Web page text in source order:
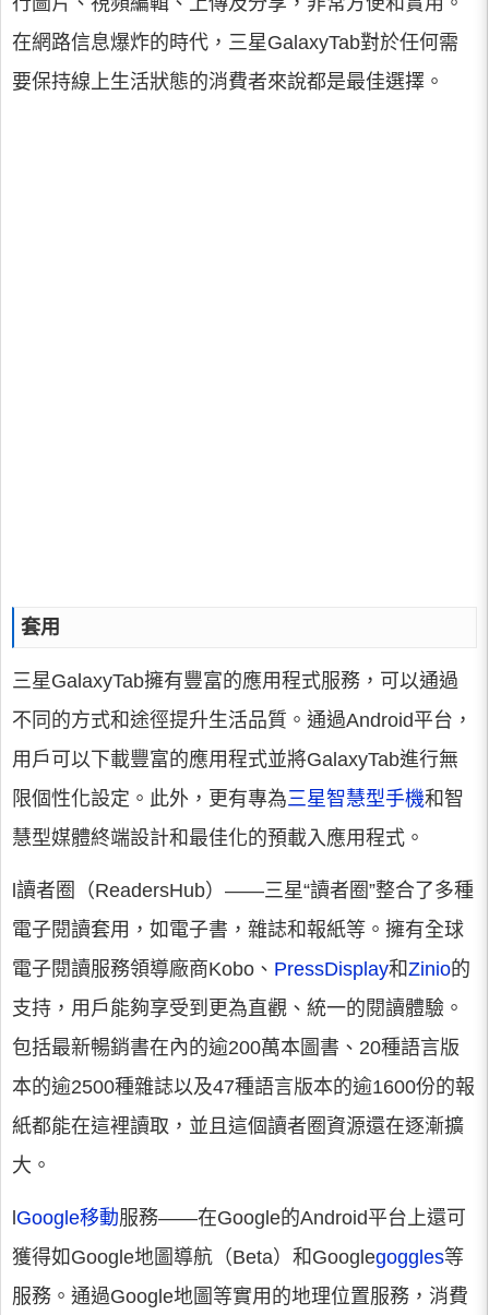
在網路信息爆炸的時代，三星GalaxyTab對於任何需
要保持線上生活狀態的消費者來說都是最佳選擇。
套用
三星GalaxyTab擁有豐富的應用程式服務，可以通過
不同的方式和途徑提升生活品質。通過Android平台，
用戶可以下載豐富的應用程式並將GalaxyTab進行無
限個性化設定。此外，更有專為三星智慧型手機和智
慧型媒體終端設計和最佳化的預載入應用程式。
l讀者圈（ReadersHub）——三星“讀者圈”整合了多種
電子閱讀套用，如電子書，雜誌和報紙等。擁有全球
電子閱讀服務領導廠商Kobo、 PressDisplay和Zinio的
支持，用戶能夠享受到更為直觀、統一的閱讀體驗。
包括最新暢銷書在內的逾200萬本圖書、20種語言版
本的逾2500種雜誌以及47種語言版本的逾1600份的報
紙都能在這裡讀取，並且這個讀者圈資源還在逐漸擴
大。
Google移動服務——在Google的Android平台上還可
獲得如Google地圖導航（Beta）和Googlegoggles等
服務。通過Google地圖等實用的地理位置服務，消費